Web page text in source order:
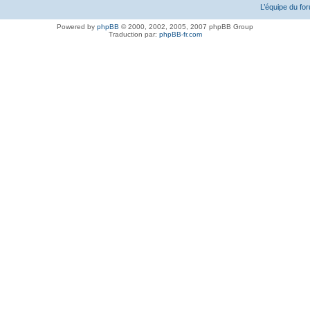
L’équipe du
Powered by phpBB © 2000, 2002, 2005, 2007 phpBB Group
Traduction par: phpBB-fr.com